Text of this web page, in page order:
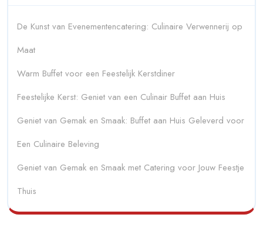
De Kunst van Evenementencatering: Culinaire Verwennerij op
Maat
Warm Buffet voor een Feestelijk Kerstdiner
Feestelijke Kerst: Geniet van een Culinair Buffet aan Huis
Geniet van Gemak en Smaak: Buffet aan Huis Geleverd voor
Een Culinaire Beleving
Geniet van Gemak en Smaak met Catering voor Jouw Feestje
Thuis